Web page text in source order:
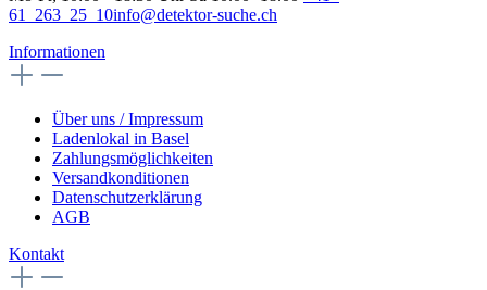
61 263 25 10info@detektor-suche.ch
Informationen
Über uns / Impressum
Ladenlokal in Basel
Zahlungsmöglichkeiten
Versandkonditionen
Datenschutzerklärung
AGB
Kontakt